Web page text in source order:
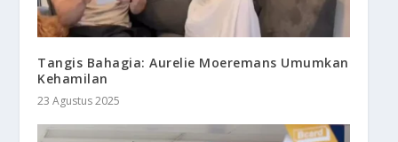
Tangis Bahagia: Aurelie Moeremans Umumkan
Kehamilan
23 Agustus 2025